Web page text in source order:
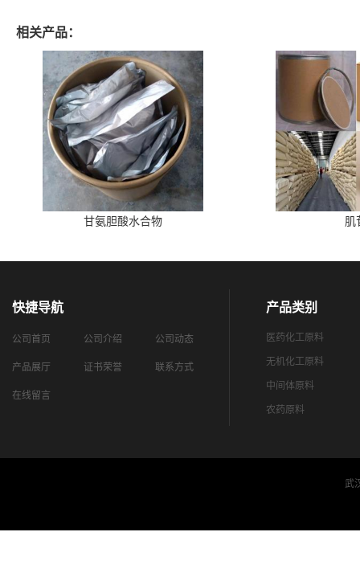
相关产品：
甘氨胆酸水合物 肌
快捷导航
公司首页 公司介绍 公司动态
产品展厅 证书荣誉 联系方式
在线留言
产品类别
医药化工原料
无机化工原料
中间体原料
农药原料
武